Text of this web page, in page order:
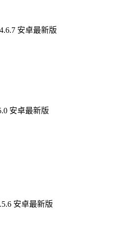
安卓最新版
安卓最新版
安卓最新版